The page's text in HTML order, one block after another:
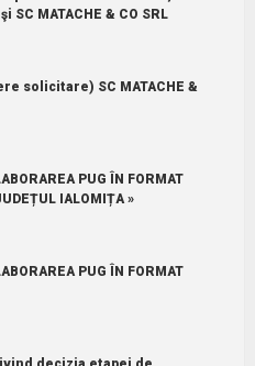
MATACHE & CO SRL
solicitare) SC MATACHE &
PUG ÎN FORMAT
IALOMIȚA »
PUG ÎN FORMAT